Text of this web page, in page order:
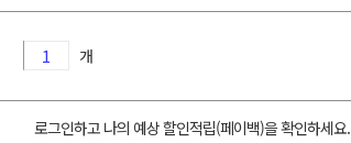
개
로그인하고 나의 예상 할인적립(페이백)을 확인하세요.